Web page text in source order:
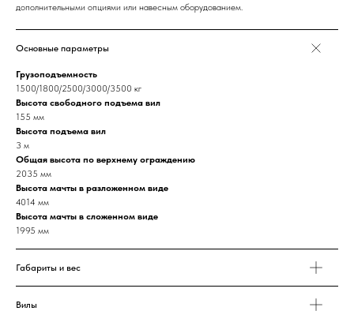
дополнительными опциями или навесным оборудованием.
Основные параметры
Грузоподъемность
1500/1800/2500/3000/3500 кг
Высота свободного подъема вил
155 мм
Высота подъема вил
3 м
Общая высота по верхнему ограждению
2035 мм
Высота мачты в разложенном виде
4014 мм
Высота мачты в сложенном виде
1995 мм
Габариты и вес
Вилы